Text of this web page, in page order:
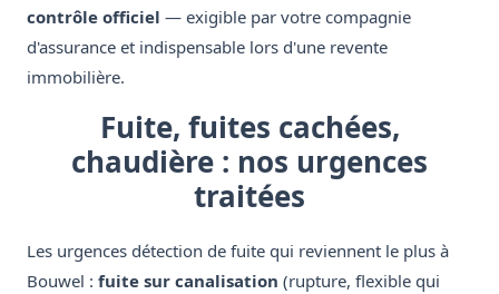
contrôle officiel — exigible par votre compagnie
d'assurance et indispensable lors d'une revente
immobilière.
Fuite, fuites cachées,
chaudière : nos urgences
traitées
Les urgences détection de fuite qui reviennent le plus à
Bouwel : fuite sur canalisation (rupture, flexible qui